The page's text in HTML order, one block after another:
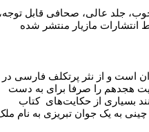
با چاپ خوب، جلد عالی، صحافی قابل
اواخر اسفند سال ۱۳۹۰توسط انتشارات مازیار منتشر شده
است و از نثر پرتکلف فارسی در
هجدهم را صرفا برای به دست
بسیاری از حکایت‌های کتاب
به یک جوان تبریزی به نام